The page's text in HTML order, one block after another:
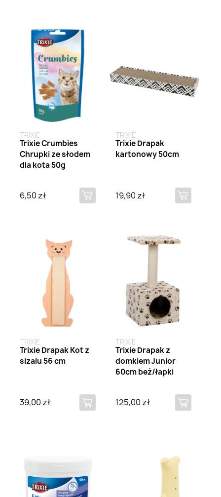
Brak na stanie
TRIXIE
Trixie Crumbies
Chrupki ze słodem
dla kota 50g
6,50 zł
TRIXIE
Trixie Drapak
kartonowy 50cm
19,90 zł
TRIXIE
Trixie Drapak Kot z
sizalu 56 cm
39,00 zł
Brak na stanie
TRIXIE
Trixie Drapak z
domkiem Junior
60cm beż/łapki
125,00 zł